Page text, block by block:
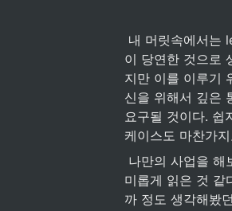
이 당연한 것으로
지만 이를 이루기
신을 위해서 깊은
요구될 것이다. 쉽
케이스도 마찬가
미롭게 읽은 것 같
까 정도 생각해봤